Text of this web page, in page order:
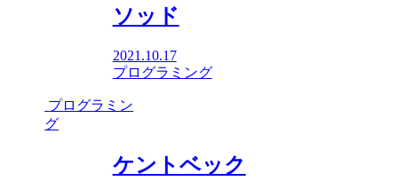
ソッド
2021.10.17
プログラミング
プログラミン
グ
ケントベック